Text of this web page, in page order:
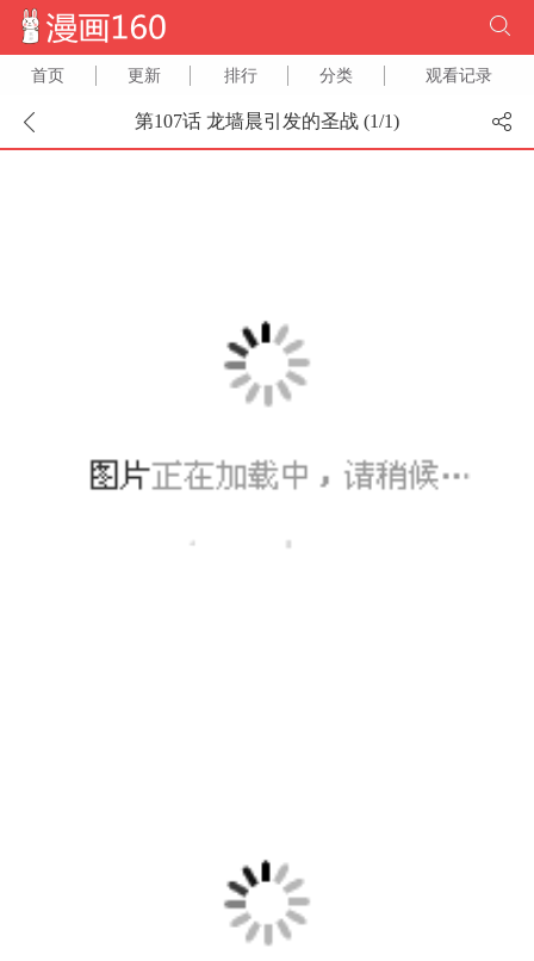
首页 更新 排行 分类 观看记录
第107话 龙墙晨引发的圣战 (1/1)